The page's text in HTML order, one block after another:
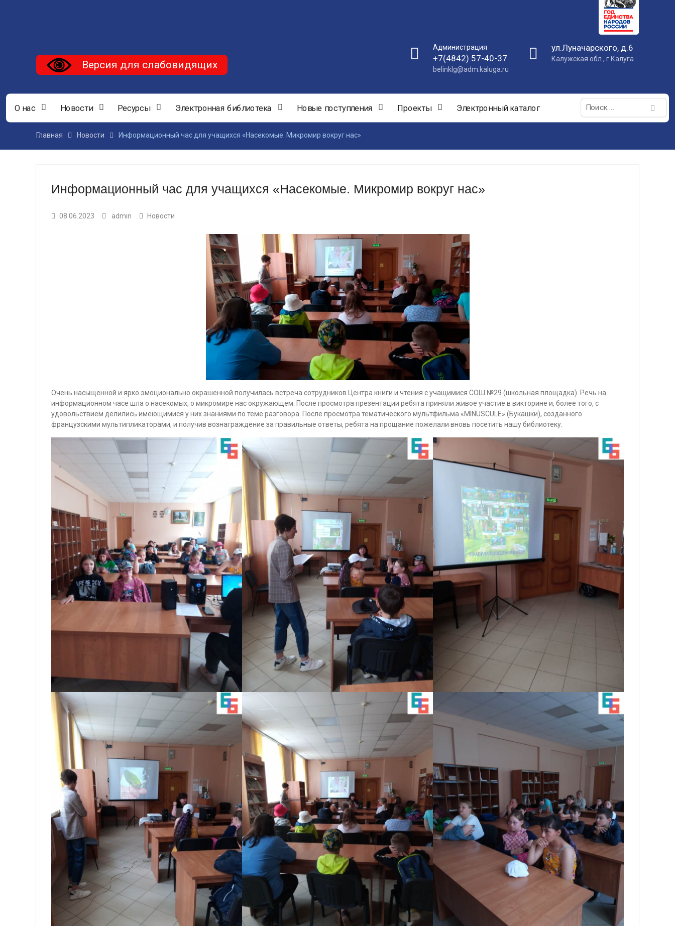
Администрация
+7(4842) 57-40-37
belinklg@adm.kaluga.ru
ул.Луначарского, д.6
Калужская обл., г.Калуга
Версия для слабовидящих
О нас Новости Ресурсы Электронная библиотека Новые поступления Проекты Электронный каталог
Поиск:
Главная Новости Информационный час для учащихся «Насекомые. Микромир вокруг нас»
Информационный час для учащихся «Насекомые. Микромир вокруг нас»
08.06.2023 admin Новости
Очень насыщенной и ярко эмоционально окрашенной получилась встреча сотрудников Центра книги и чтения с учащимися СОШ №29 (школьная площадка). Речь на
информационном часе шла о насекомых, о микромире нас окружающем. После просмотра презентации ребята приняли живое участие в викторине и, более того, с
удовольствием делились имеющимися у них знаниями по теме разговора. После просмотра тематического мультфильма «MINUSCULE» (Букашки), созданного
французскими мультипликаторами, и получив вознаграждение за правильные ответы, ребята на прощание пожелали вновь посетить нашу библиотеку.